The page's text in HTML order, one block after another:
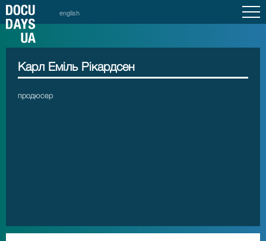
english
Карл Еміль Рікардсен
продюсер